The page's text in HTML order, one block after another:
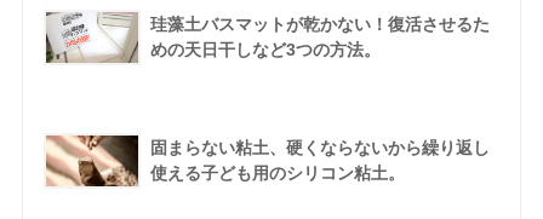
珪藻土バスマットが乾かない！復活させるた
めの天日干しなど3つの方法。
固まらない粘土、硬くならないから繰り返し
使える子ども用のシリコン粘土。